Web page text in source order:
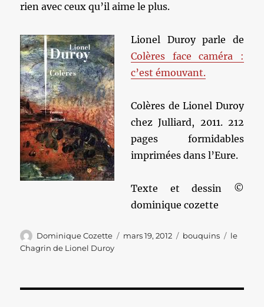
rien avec ceux qu’il aime le plus.
Lionel Duroy parle de
Colères face caméra :
c’est émouvant.
Colères de Lionel Duroy
chez Julliard, 2011. 212
pages formidables
imprimées dans l’Eure.
Texte et dessin ©
dominique cozette
Auteur
Dominique Cozette
Publié
mars 19, 2012 Catégories
bouquins
le
Chagrin de Lionel Duroy